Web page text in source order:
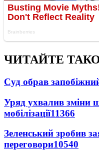
ЧИТАЙТЕ
Суд обрав
Уряд ухвалив зміни
мобілізації11366
Зеленський зробив
переговори10540